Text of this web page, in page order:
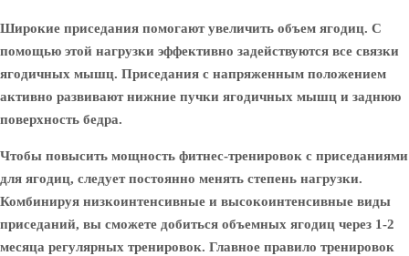
Широкие приседания помогают увеличить объем ягодиц. С
помощью этой нагрузки эффективно задействуются все связки
ягодичных мышц. Приседания с напряженным положением
активно развивают нижние пучки ягодичных мышц и заднюю
поверхность бедра.
Чтобы повысить мощность фитнес-тренировок с приседаниями
для ягодиц, следует постоянно менять степень нагрузки.
Комбинируя низкоинтенсивные и высокоинтенсивные виды
приседаний, вы сможете добиться объемных ягодиц через 1-2
месяца регулярных тренировок. Главное правило тренировок